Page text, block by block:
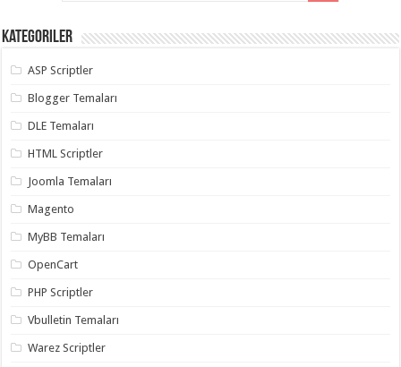
taşımacılık,
gaziantep
taşıma,
evden
taşımacılık,
gaziantep
organizasyon
gaziantep
organizasyon,
gaziantep
organizasyon
gaziantep
gaziantep
gaziantep
gaziantep
twitter
hilesi ,
Kategoriler
ASP Scriptler
Blogger Temaları
DLE Temaları
HTML Scriptler
Joomla Temaları
Magento
MyBB Temaları
OpenCart
PHP Scriptler
Vbulletin Temaları
Warez Scriptler